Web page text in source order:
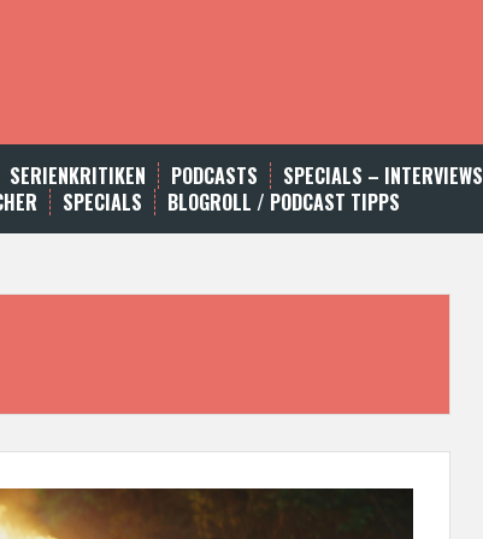
SERIENKRITIKEN PODCASTS SPECIALS – INTERVIEWS
SPECIALS BLOGROLL / PODCAST TIPPS